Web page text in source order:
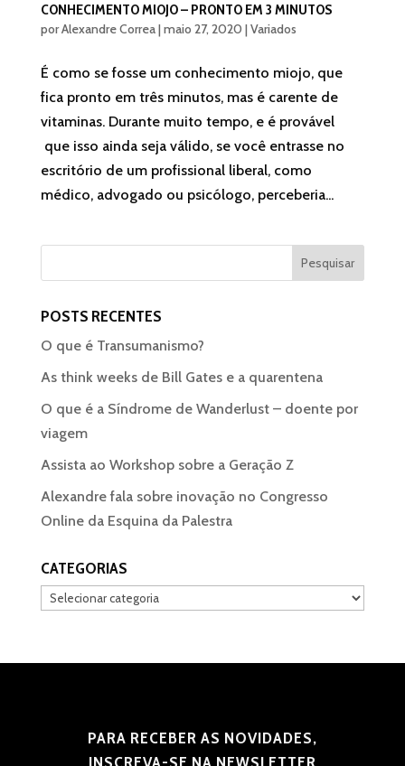
CONHECIMENTO MIOJO – PRONTO EM 3 MINUTOS
porAlexandre Correa|maio 27, 2020 |Variados
É como se fosse um conhecimento miojo, que
fica pronto em três minutos, mas é carente de
vitaminas. Durante muito tempo, e é provável
que isso ainda seja válido, se você entrasse no
escritório de um profissional liberal, como
médico, advogado ou psicólogo, perceberia...
POSTS RECENTES
O que é Transumanismo?
As think weeks de Bill Gates e a quarentena
O que é a Síndrome de Wanderlust – doente por
viagem
Assista ao Workshop sobre a Geração Z
Alexandre fala sobre inovação no Congresso
Online da Esquina da Palestra
CATEGORIAS
Categorias
PARA RECEBER AS NOVIDADES,